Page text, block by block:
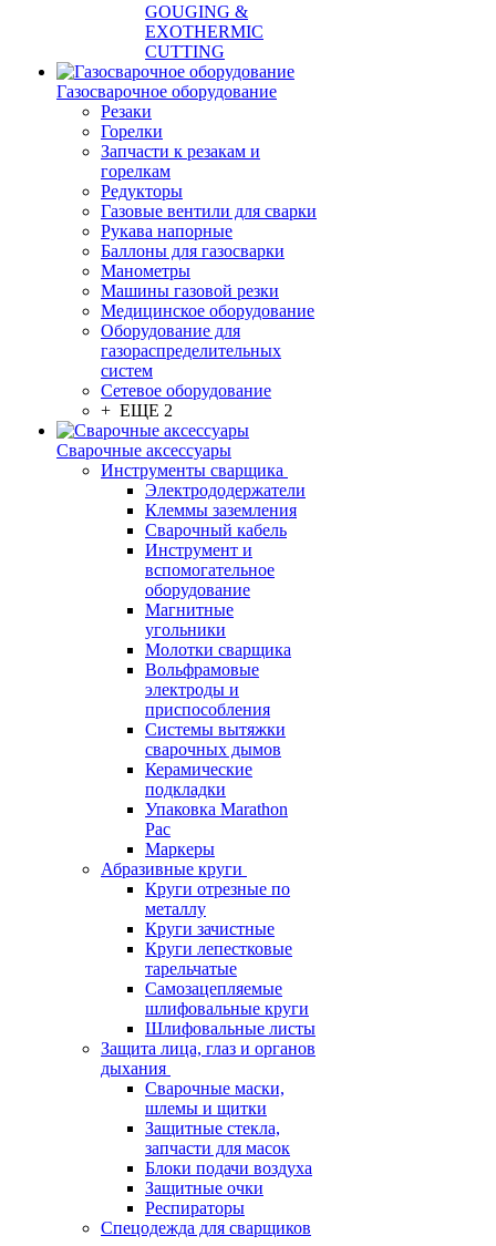
GOUGING &
EXOTHERMIC
CUTTING
Газосварочное оборудование
Резаки
Горелки
Запчасти к резакам и
горелкам
Редукторы
Газовые вентили для сварки
Рукава напорные
Баллоны для газосварки
Манометры
Машины газовой резки
Медицинское оборудование
Оборудование для
газораспределительных
систем
Сетевое оборудование
+ ЕЩЕ 2
Сварочные аксессуары
Инструменты сварщика
Электрододержатели
Клеммы заземления
Сварочный кабель
Инструмент и
вспомогательное
оборудование
Магнитные
угольники
Молотки сварщика
Вольфрамовые
электроды и
приспособления
Системы вытяжки
сварочных дымов
Керамические
подкладки
Упаковка Marathon
Pac
Маркеры
Абразивные круги
Круги отрезные по
металлу
Круги зачистные
Круги лепестковые
тарельчатые
Самозацепляемые
шлифовальные круги
Шлифовальные листы
Защита лица, глаз и органов
дыхания
Сварочные маски,
шлемы и щитки
Защитные стекла,
запчасти для масок
Блоки подачи воздуха
Защитные очки
Респираторы
Спецодежда для сварщиков